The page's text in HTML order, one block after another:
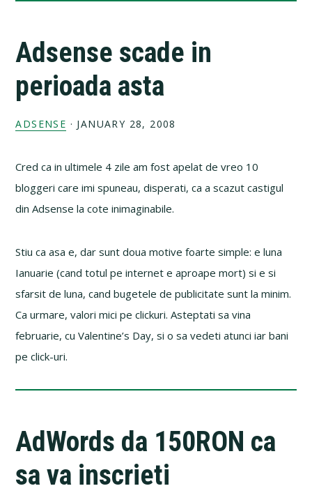
Adsense scade in
perioada asta
ADSENSE · JANUARY 28, 2008
Cred ca in ultimele 4 zile am fost apelat de vreo 10
bloggeri care imi spuneau, disperati, ca a scazut castigul
din Adsense la cote inimaginabile.
Stiu ca asa e, dar sunt doua motive foarte simple: e luna
Ianuarie (cand totul pe internet e aproape mort) si e si
sfarsit de luna, cand bugetele de publicitate sunt la minim.
Ca urmare, valori mici pe clickuri. Asteptati sa vina
februarie, cu Valentine’s Day, si o sa vedeti atunci iar bani
pe click-uri.
AdWords da 150RON ca
sa va inscrieti